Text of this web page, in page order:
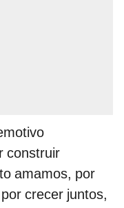
construir
amamos, por
crecer juntos,